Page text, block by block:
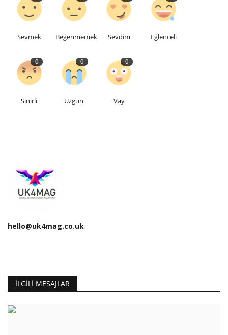
İletişim
Dilim
Sevmek Beğenmemek Sevdim Eğlenceli
0
Sinirli
0
Üzgün
0
Vay
hello@uk4mag.co.uk
İLGILI MESAJLAR